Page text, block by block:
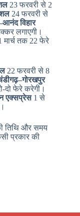
23 फरवरी से 2
24 फरवरी से
विहार
लगाएगी।
तक 22 फेरे
22 फरवरी से 8
दो फेरे करेगी।
एक्सप्रेस 1 से
तिथि और समय
प्रकार की